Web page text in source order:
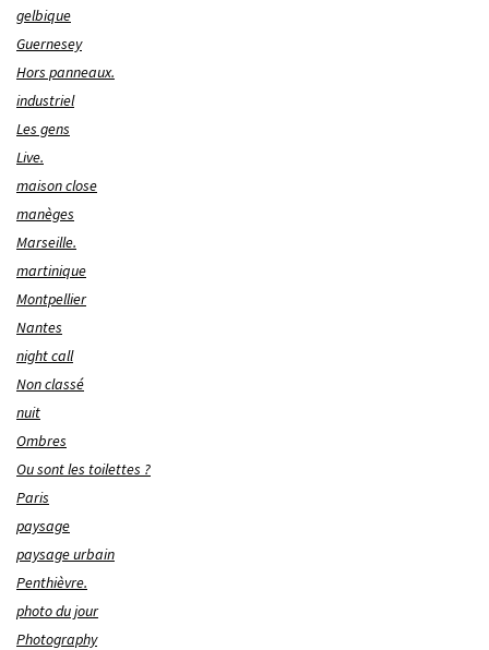
gelbique
Guernesey
Hors panneaux.
industriel
Les gens
Live.
maison close
manèges
Marseille.
martinique
Montpellier
Nantes
night call
Non classé
nuit
Ombres
Ou sont les toilettes ?
Paris
paysage
paysage urbain
Penthièvre.
photo du jour
Photography